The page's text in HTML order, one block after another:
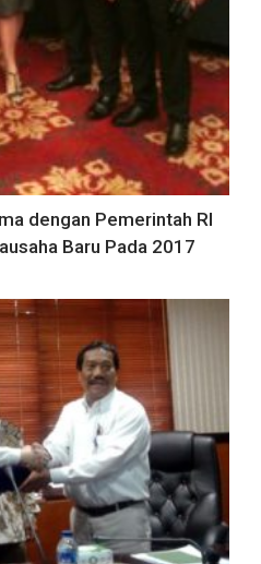
dengan Pemerintah RI
Baru Pada 2017